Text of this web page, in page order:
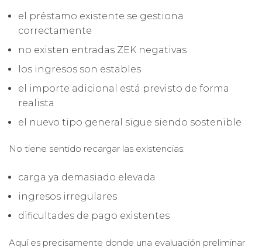
el préstamo existente se gestiona
correctamente
no existen entradas ZEK negativas
los ingresos son estables
el importe adicional está previsto de forma
realista
el nuevo tipo general sigue siendo sostenible
No tiene sentido recargar las existencias:
carga ya demasiado elevada
ingresos irregulares
dificultades de pago existentes
Aquí es precisamente donde una evaluación preliminar